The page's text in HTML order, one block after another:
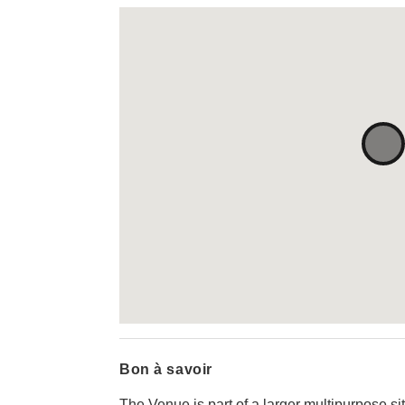
Bon à savoir